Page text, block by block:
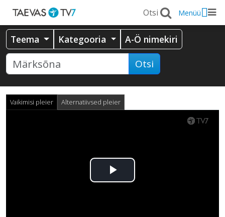
Menüü
Teema Kategooria A-Ö nimekiri
Otsi
Vaikimisi pleier Alternatiivsed pleier
Esita